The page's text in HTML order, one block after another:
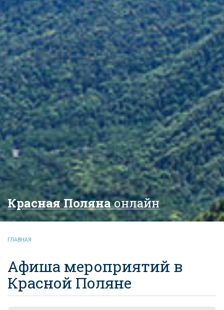
Красная Полянаонлайн
ГЛАВНАЯ
Афиша мероприятий в
Красной Поляне